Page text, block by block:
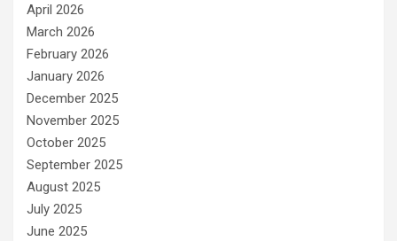
April 2026
March 2026
February 2026
January 2026
December 2025
November 2025
October 2025
September 2025
August 2025
July 2025
June 2025